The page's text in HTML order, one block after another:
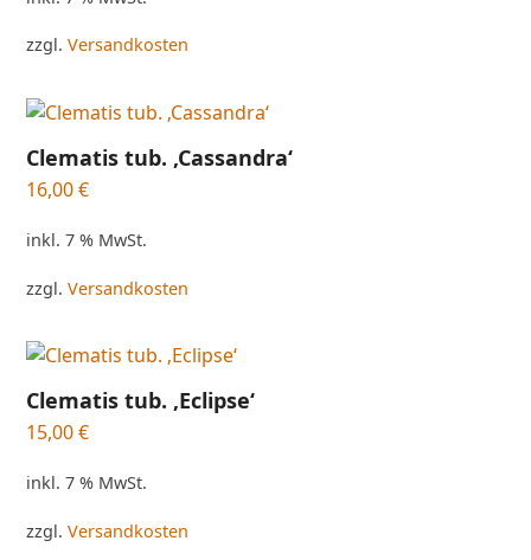
zzgl.Versandkosten
Clematis tub. ‚Cassandra‘
16,00€
inkl. 7 % MwSt.
zzgl.Versandkosten
Clematis tub. ‚Eclipse‘
15,00€
inkl. 7 % MwSt.
zzgl.Versandkosten